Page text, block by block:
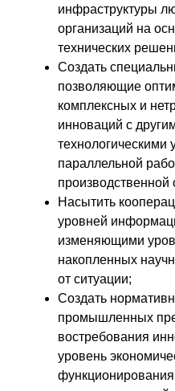
инфраструктуры
организаций на
технических
Создать
позволяющие
комплексных и
инноваций с
технологическими
параллельной
производственной
Насытить
уровней
изменяющими
накопленных
от ситуации;
Создать
промышленных
востребования
уровень